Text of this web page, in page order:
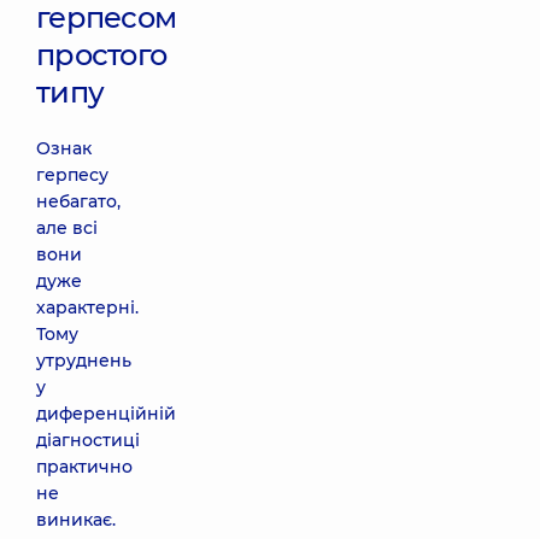
герпесом
простого
типу
Ознак
герпесу
небагато,
але всі
вони
дуже
характерні.
Тому
утруднень
у
диференційній
діагностиці
практично
не
виникає.